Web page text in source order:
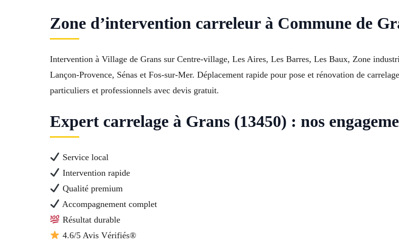
Zone d’intervention carreleur à Commune de
Intervention à Village de Grans sur Centre-village, Les Aires, Les Barres, Les Baux, Zone
Lançon-Provence, Sénas et Fos-sur-Mer. Déplacement rapide pour pose et rénovation de
particuliers et professionnels avec devis gratuit.
Expert carrelage à Grans (13450) : nos
Service local
Intervention rapide
Qualité premium
Accompagnement complet
Résultat durable
4.6/5 Avis Vérifiés®